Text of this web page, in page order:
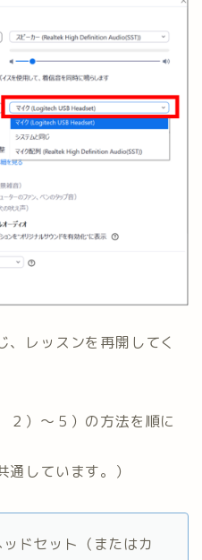
、レッスンを再開してく
２）～５）の方法を順に
通しています。）
ドセット（またはカ